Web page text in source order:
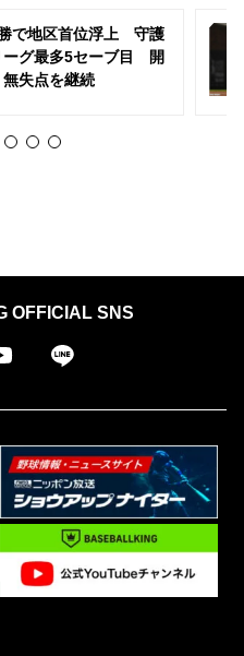
で地区首位浮上 守護
ーグ最多5セーブ目 開
失点を継続
OFFICIAL SNS